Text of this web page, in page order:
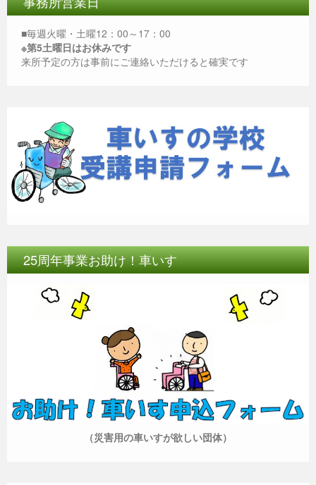
b
o
o
k
n
g
er
A
p
■毎週火曜・土曜12：00～17：00
※第5土曜日はお休みです
来所予定の方は事前にご連絡いただけると確実です
25周年事業お助け！車いす
（災害用の車いすが欲しい団体）